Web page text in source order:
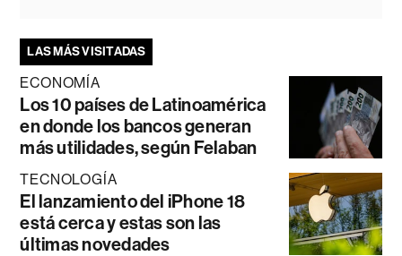
LAS MÁS VISITADAS
ECONOMÍA
Los 10 países de Latinoamérica
en donde los bancos generan
más utilidades, según Felaban
TECNOLOGÍA
El lanzamiento del iPhone 18
está cerca y estas son las
últimas novedades